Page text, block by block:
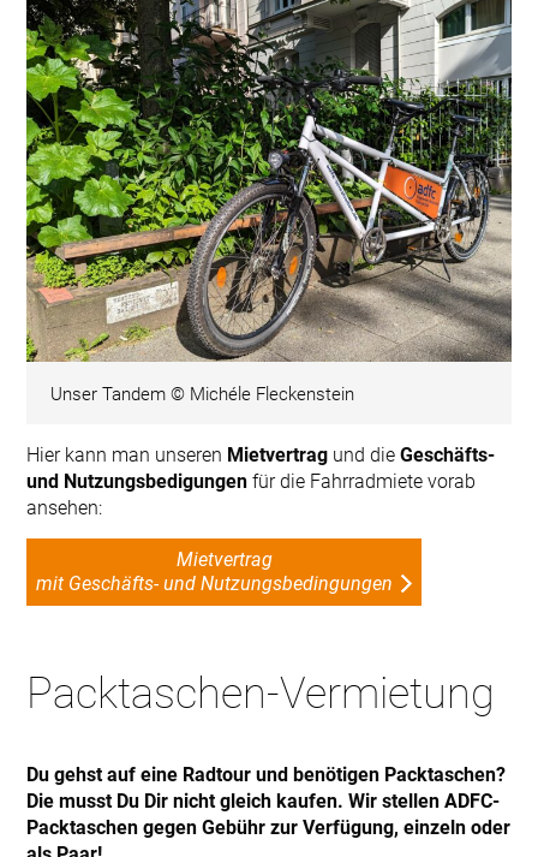
Unser Tandem © Michéle Fleckenstein
Hier kann man unseren Mietvertrag und dieGeschäfts-
und Nutzungsbedigungen für die Fahrradmiete vorab
ansehen:
Mietvertrag
mit Geschäfts- und Nutzungsbedingungen
Packtaschen-Vermietung
Du gehst auf eine Radtour und benötigen Packtaschen?
Die musst Du Dir nicht gleich kaufen. Wir stellen ADFC-
Packtaschen gegen Gebühr zur Verfügung, einzeln oder